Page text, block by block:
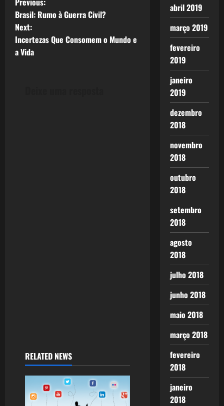
P
o
s
Brasil: Rumo à Guerra Civil?
Next:
Incertezas Que Consomem o Mundo e
a Vida
RELATED NEWS
abril 2019
março 2019
fevereiro
2019
janeiro
2019
dezembro
2018
novembro
2018
outubro
2018
setembro
2018
agosto
2018
julho 2018
junho 2018
maio 2018
março 2018
fevereiro
2018
janeiro
2018